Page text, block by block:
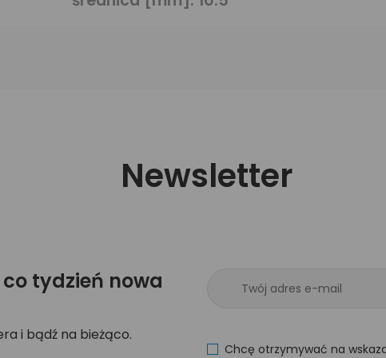
Newsletter
tydzień nowa
i bądź na bieżąco.
Chcę otrzymywać na